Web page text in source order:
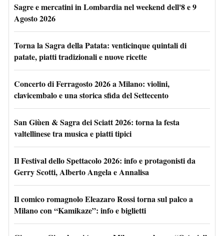
Sagre e mercatini in Lombardia nel weekend dell'8 e 9
Agosto 2026
Torna la Sagra della Patata: venticinque quintali di
patate, piatti tradizionali e nuove ricette
Concerto di Ferragosto 2026 a Milano: violini,
clavicembalo e una storica sfida del Settecento
San Giùen & Sagra dei Sciatt 2026: torna la festa
valtellinese tra musica e piatti tipici
Il Festival dello Spettacolo 2026: info e protagonisti da
Gerry Scotti, Alberto Angela e Annalisa
Il comico romagnolo Eleazaro Rossi torna sul palco a
Milano con “Kamikaze”: info e biglietti